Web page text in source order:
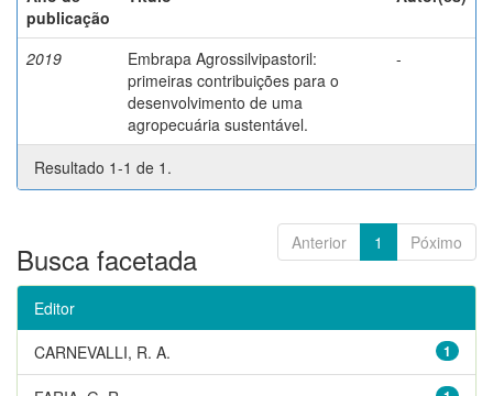
publicação
2019
Embrapa Agrossilvipastoril:
primeiras contribuições para o
desenvolvimento de uma
agropecuária sustentável.
-
Resultado 1-1 de 1.
Anterior 1 Póximo
Busca facetada
Editor
1
CARNEVALLI, R. A.